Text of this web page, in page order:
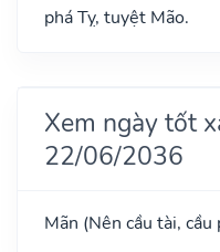
phá Tỵ, tuyệt Mão.
Xem ngày tốt
22/06/2036
Mãn (Nên cầu tài, cầu